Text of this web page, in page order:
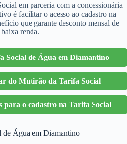
em parceria com a concessionária
é facilitar o acesso ao cadastro na
que garante desconto mensal de
renda.
Social de Água em Diamantino
do Mutirão da Tarifa Social
para o cadastro na Tarifa Social
de Água em Diamantino